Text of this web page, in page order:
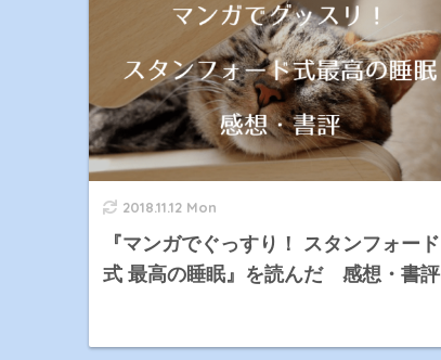
2018.11.12 Mon
『マンガでぐっすり！ スタンフォード
式 最高の睡眠』を読んだ 感想・書評